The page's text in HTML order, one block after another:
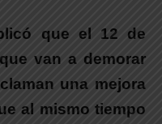
que el 12 de
van a demorar
una mejora
al mismo tiempo